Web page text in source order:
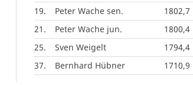
19.
Peter Wache sen. 1802,7
21.
Peter Wache jun. 1800,4
25.
Sven Weigelt 1794,4
37.
Bernhard Hübner 1710,9